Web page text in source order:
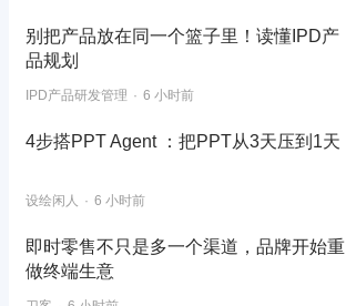
别把产品放在同一个篮子里！读懂IPD产
品规划
IPD产品研发管理 6 小时前
4步搭PPT Agent ：把PPT从3天压到1天
设绘闲人 6 小时前
即时零售不只是多一个渠道，品牌开始重
做终端生意